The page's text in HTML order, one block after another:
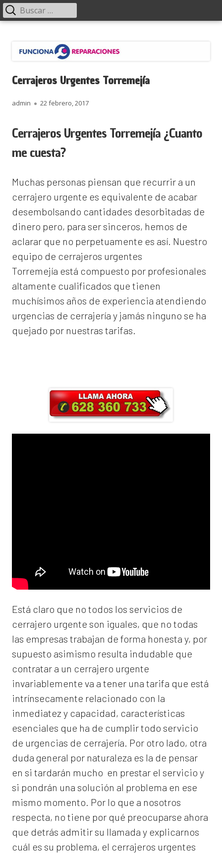
contenido
Menú
principal Buscar:
Cerrajeros Urgentes Torremejía
Autor
admin
Publicado
22 febrero, 2017
Cerrajeros Urgentes Torremejía ¿Cuanto
me cuesta?
Muchas personas piensan que recurrir a un
cerrajero urgente es equivalente de acabar
desembolsando cantidades desorbitadas de
dinero pero, para ser sinceros, hemos de
aclarar que no perpetuamente es así. Nuestro
equipo de cerrajeros urgentes
Torremejía está compuesto por profesionales
altamente cualificados que tienen
muchísimos años de experiencia atendiendo
urgencias de cerrajería y jamás ninguno se ha
quejado por nuestras tarifas.
Está claro que no todos los servicios de
cerrajero urgente son iguales, que no todas
las empresas trabajan de forma honesta y, por
supuesto asimismo resulta indudable que
contratar a un cerrajero urgente
invariablemente va a tener una tarifa que está
intrínsecamente relacionado con la
inmediatez y capacidad, características
esenciales que ha de cumplir todo servicio
de urgencias de cerrajería. Por otro lado, otra
duda general por naturaleza es la de pensar
en si tardarán mucho en prestar el servicio y
si pondrán una solución al problema en ese
mismo momento. Por lo que a nosotros
respecta, no tiene por qué preocuparse ahora
que detrás admitir su llamada y explicarnos
cuál es su problema, el cerrajeros urgentes